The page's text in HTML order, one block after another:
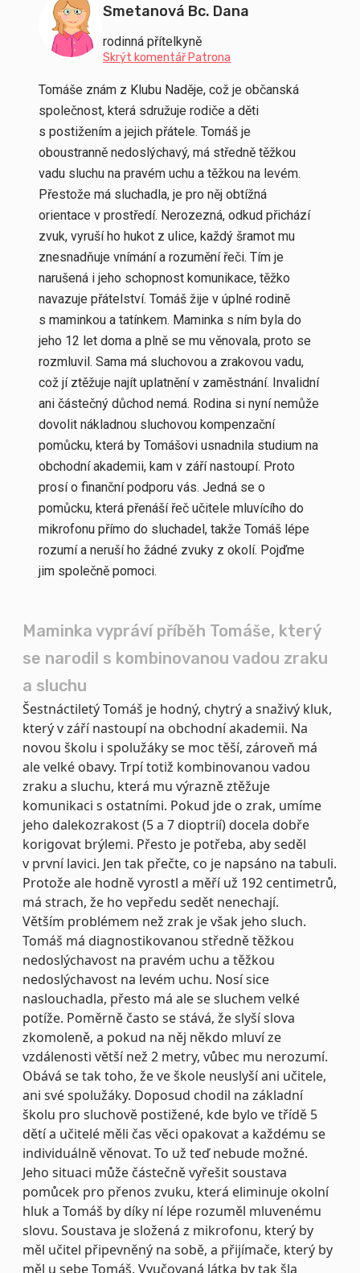
Smetanová Bc. Dana
rodinná přítelkyně
Skrýt komentář Patrona
Tomáše znám z Klubu Naděje, což je občanská
společnost, která sdružuje rodiče a děti
s postižením a jejich přátele. Tomáš je
oboustranně nedoslýchavý, má středně těžkou
vadu sluchu na pravém uchu a těžkou na levém.
Přestože má sluchadla, je pro něj obtížná
orientace v prostředí. Nerozezná, odkud přichází
zvuk, vyruší ho hukot z ulice, každý šramot mu
znesnadňuje vnímání a rozumění řeči. Tím je
narušená i jeho schopnost komunikace, těžko
navazuje přátelství. Tomáš žije v úplné rodině
s maminkou a tatínkem. Maminka s ním byla do
jeho 12 let doma a plně se mu věnovala, proto se
rozmluvil. Sama má sluchovou a zrakovou vadu,
což jí ztěžuje najít uplatnění v zaměstnání. Invalidní
ani částečný důchod nemá. Rodina si nyní nemůže
dovolit nákladnou sluchovou kompenzační
pomůcku, která by Tomášovi usnadnila studium na
obchodní akademii, kam v září nastoupí. Proto
prosí o finanční podporu vás. Jedná se o
pomůcku, která přenáší řeč učitele mluvícího do
mikrofonu přímo do sluchadel, takže Tomáš lépe
rozumí a neruší ho žádné zvuky z okolí. Pojďme
jim společně pomoci.
Maminka vypráví příběh Tomáše, který
se narodil s kombinovanou vadou zraku
a sluchu
Šestnáctiletý Tomáš je hodný, chytrý a snaživý kluk,
který v září nastoupí na obchodní akademii. Na
novou školu i spolužáky se moc těší, zároveň má
ale velké obavy. Trpí totiž kombinovanou vadou
zraku a sluchu, která mu výrazně ztěžuje
komunikaci s ostatními. Pokud jde o zrak, umíme
jeho dalekozrakost (5 a 7 dioptrií) docela dobře
korigovat brýlemi. Přesto je potřeba, aby seděl
v první lavici. Jen tak přečte, co je napsáno na tabuli.
Protože ale hodně vyrostl a měří už 192 centimetrů,
má strach, že ho vepředu sedět nenechají.
Větším problémem než zrak je však jeho sluch.
Tomáš má diagnostikovanou středně těžkou
nedoslýchavost na pravém uchu a těžkou
nedoslýchavost na levém uchu. Nosí sice
naslouchadla, přesto má ale se sluchem velké
potíže. Poměrně často se stává, že slyší slova
zkomoleně, a pokud na něj někdo mluví ze
vzdálenosti větší než 2 metry, vůbec mu nerozumí.
Obává se tak toho, že ve škole neuslyší ani učitele,
ani své spolužáky. Doposud chodil na základní
školu pro sluchově postižené, kde bylo ve třídě 5
dětí a učitelé měli čas věci opakovat a každému se
individuálně věnovat. To už teď nebude možné.
Jeho situaci může částečně vyřešit soustava
pomůcek pro přenos zvuku, která eliminuje okolní
hluk a Tomáš by díky ní lépe rozuměl mluvenému
slovu. Soustava je složená z mikrofonu, který by
měl učitel připevněný na sobě, a přijímače, který by
měl u sebe Tomáš. Vyučovaná látka by tak šla